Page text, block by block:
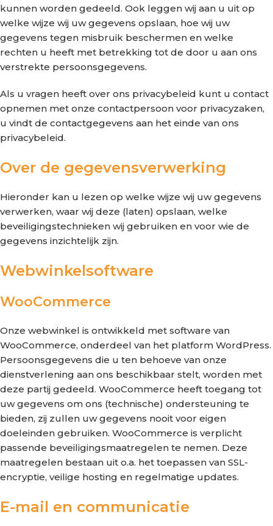
kunnen worden gedeeld. Ook leggen wij aan u uit op
welke wijze wij uw gegevens opslaan, hoe wij uw
gegevens tegen misbruik beschermen en welke
rechten u heeft met betrekking tot de door u aan ons
verstrekte persoonsgegevens.
Als u vragen heeft over ons privacybeleid kunt u contact
opnemen met onze contactpersoon voor privacyzaken,
u vindt de contactgegevens aan het einde van ons
privacybeleid.
Over de gegevensverwerking
Hieronder kan u lezen op welke wijze wij uw gegevens
verwerken, waar wij deze (laten) opslaan, welke
beveiligingstechnieken wij gebruiken en voor wie de
gegevens inzichtelijk zijn.
Webwinkelsoftware
WooCommerce
Onze webwinkel is ontwikkeld met software van
WooCommerce, onderdeel van het platform WordPress.
Persoonsgegevens die u ten behoeve van onze
dienstverlening aan ons beschikbaar stelt, worden met
deze partij gedeeld. WooCommerce heeft toegang tot
uw gegevens om ons (technische) ondersteuning te
bieden, zij zullen uw gegevens nooit voor eigen
doeleinden gebruiken. WooCommerce is verplicht
passende beveiligingsmaatregelen te nemen. Deze
maatregelen bestaan uit o.a. het toepassen van SSL-
encryptie, veilige hosting en regelmatige updates.
E-mail en communicatie